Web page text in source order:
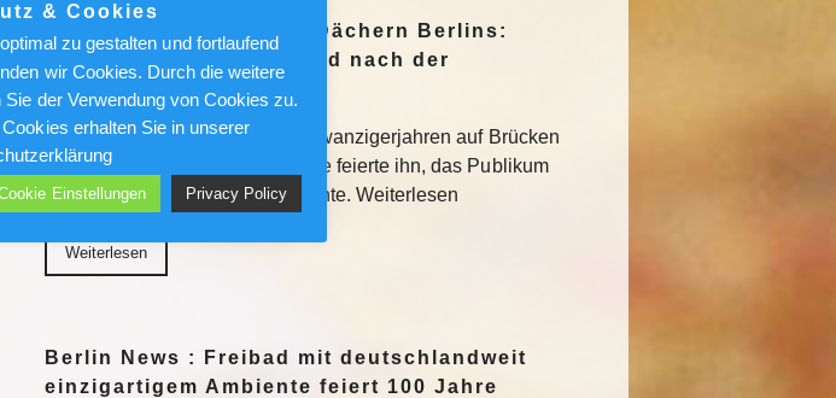
Berlin News : Über den Dächern Berlins:
Alfred Torge und die Jagd nach der
Sensation
Ungesichert kletterte er in den Zwanzigerjahren auf Brücken
und Geschäftshäuser. Die Presse feierte ihn, das Publikum
liebte ihn – bis sein Stern verglühte. Weiterlesen
Weiterlesen
Berlin News : Freibad mit deutschlandweit
einzigartigem Ambiente feiert 100 Jahre
& Cookies
zu gestalten und fortlaufend
wir Cookies. Durch die weitere
der Verwendung von Cookies zu.
erhalten Sie in unserer
Einstellungen Privacy Policy